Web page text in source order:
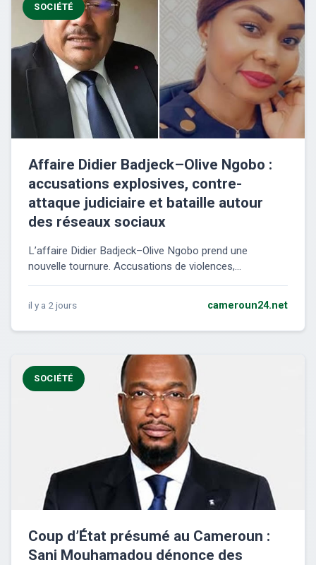
SOCIÉTÉ
Affaire Didier Badjeck–Olive Ngobo :
accusations explosives, contre-
attaque judiciaire et bataille autour
des réseaux sociaux
L’affaire Didier Badjeck–Olive Ngobo prend une
nouvelle tournure. Accusations de violences,...
il y a 2 jours cameroun24.net
SOCIÉTÉ
Coup d’État présumé au Cameroun :
Sani Mouhamadou dénonce des